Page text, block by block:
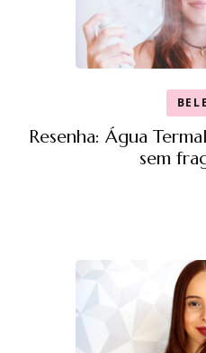
Resenha: Água
sem